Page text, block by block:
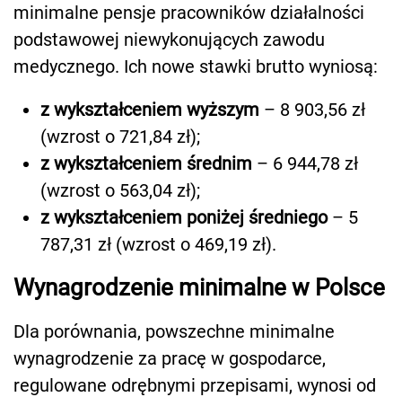
minimalne pensje pracowników działalności
podstawowej niewykonujących zawodu
medycznego. Ich nowe stawki brutto wyniosą:
z wykształceniem wyższym – 8 903,56 zł
(wzrost o 721,84 zł);
z wykształceniem średnim – 6 944,78 zł
(wzrost o 563,04 zł);
z wykształceniem poniżej średniego – 5
787,31 zł (wzrost o 469,19 zł).
Wynagrodzenie minimalne w Polsce
Dla porównania, powszechne minimalne
wynagrodzenie za pracę w gospodarce,
regulowane odrębnymi przepisami, wynosi od